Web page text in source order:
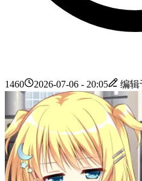
1460 2026-07-06 - 20:05 编辑